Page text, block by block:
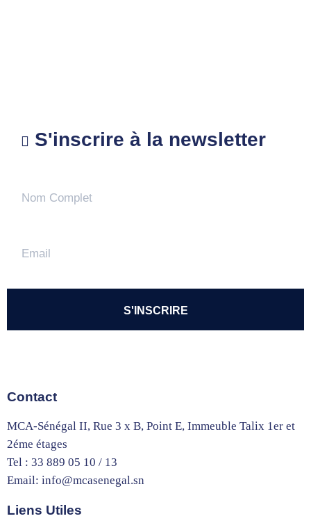
S'inscrire à la newsletter
Contact
MCA-Sénégal II, Rue 3 x B, Point E, Immeuble Talix 1er et
2éme étages
Tel : 33 889 05 10 / 13
Email: info@mcasenegal.sn
Liens Utiles